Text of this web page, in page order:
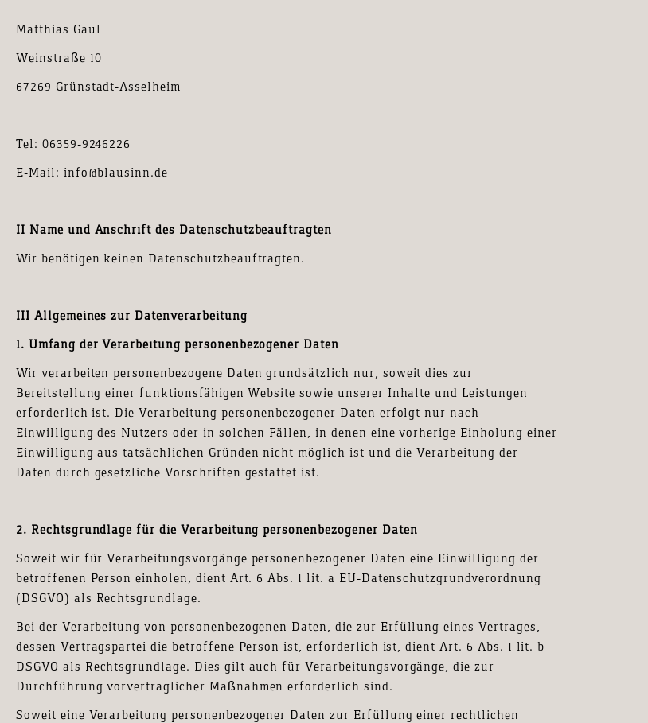
Matthias Gaul
Weinstraße 10
67269 Grünstadt-Asselheim
Tel: 06359-9246226
E-Mail: info@blausinn.de
II Name und Anschrift des Datenschutzbeauftragten
Wir benötigen keinen Datenschutzbeauftragten.
III Allgemeines zur Datenverarbeitung
1. Umfang der Verarbeitung personenbezogener Daten
Wir verarbeiten personenbezogene Daten grundsätzlich nur, soweit dies zur
Bereitstellung einer funktionsfähigen Website sowie unserer Inhalte und Leistungen
erforderlich ist. Die Verarbeitung personenbezogener Daten erfolgt nur nach
Einwilligung des Nutzers oder in solchen Fällen, in denen eine vorherige Einholung einer
Einwilligung aus tatsächlichen Gründen nicht möglich ist und die Verarbeitung der
Daten durch gesetzliche Vorschriften gestattet ist.
2. Rechtsgrundlage für die Verarbeitung personenbezogener Daten
Soweit wir für Verarbeitungsvorgänge personenbezogener Daten eine Einwilligung der
betroffenen Person einholen, dient Art. 6 Abs. 1 lit. a EU-Datenschutzgrundverordnung
(DSGVO) als Rechtsgrundlage.
Bei der Verarbeitung von personenbezogenen Daten, die zur Erfüllung eines Vertrages,
dessen Vertragspartei die betroffene Person ist, erforderlich ist, dient Art. 6 Abs. 1 lit. b
DSGVO als Rechtsgrundlage. Dies gilt auch für Verarbeitungsvorgänge, die zur
Durchführung vorvertraglicher Maßnahmen erforderlich sind.
Soweit eine Verarbeitung personenbezogener Daten zur Erfüllung einer rechtlichen